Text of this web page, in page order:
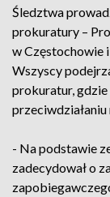
Śledztwa
prokuratury –
w Częstochowie
Wszyscy
prokuratur, gdzie
- Na podstawie
zadecydował o